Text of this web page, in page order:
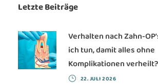
Letzte Beiträge
Verhalten nach Zahn-
ich tun, damit alles ohne
Komplikationen verheilt?
22. JULI 2026